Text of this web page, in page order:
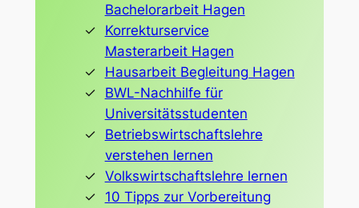
Bachelorarbeit Hagen
Korrekturservice
Masterarbeit Hagen
Hausarbeit Begleitung Hagen
BWL-Nachhilfe für
Universitätsstudenten
Betriebswirtschaftslehre
verstehen lernen
Volkswirtschaftslehre lernen
10 Tipps zur Vorbereitung